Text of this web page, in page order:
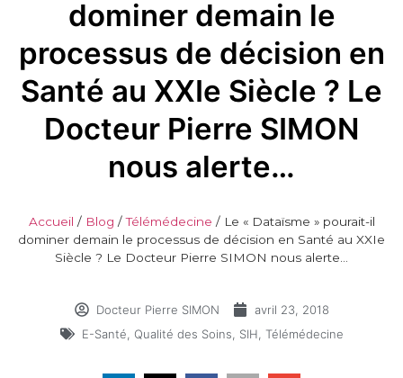
dominer demain le
processus de décision en
Santé au XXIe Siècle ? Le
Docteur Pierre SIMON
nous alerte…
Accueil / Blog /Télémédecine / Le « Dataïsme » pourait-il
dominer demain le processus de décision en Santé au XXIe
Siècle ? Le Docteur Pierre SIMON nous alerte…
Docteur Pierre SIMON
avril 23, 2018
E-Santé
Qualité des Soins SIH Télémédecine